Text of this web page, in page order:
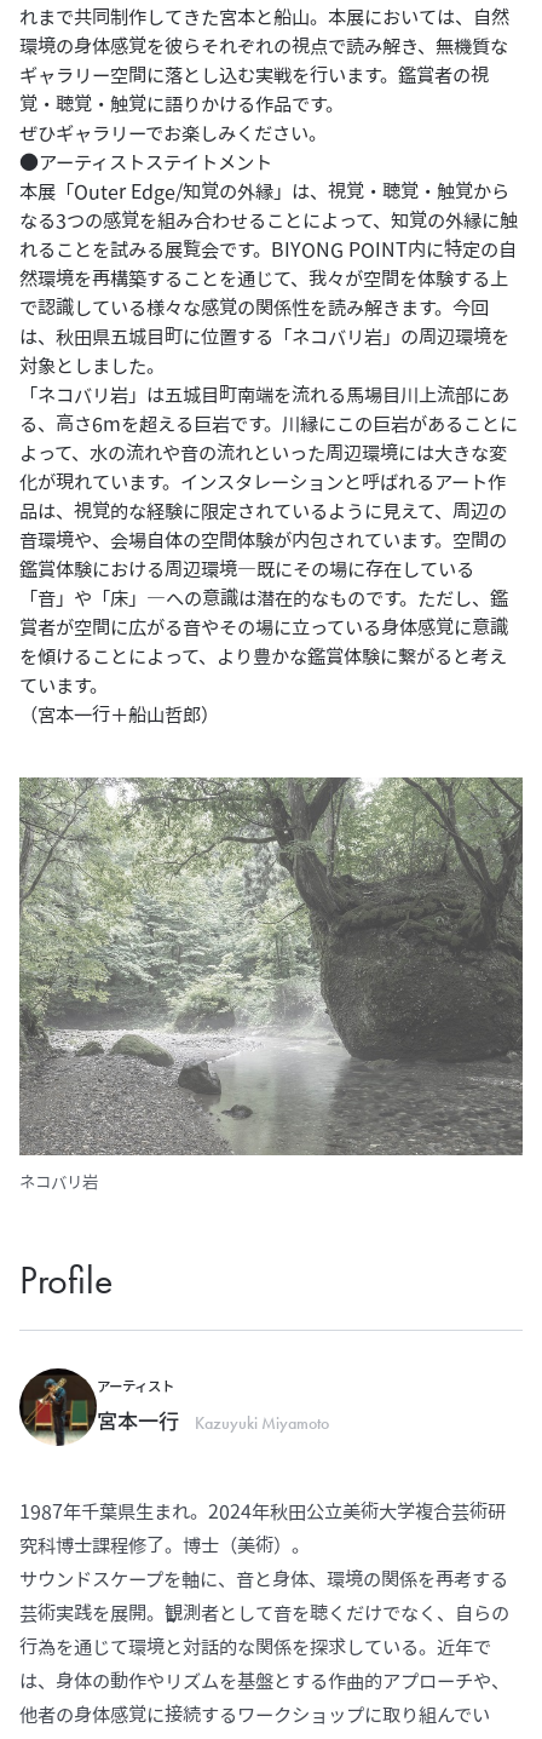
れまで共同制作してきた宮本と船山。本展においては、自然
環境の身体感覚を彼らそれぞれの視点で読み解き、無機質な
ギャラリー空間に落とし込む実戦を行います。鑑賞者の視
覚・聴覚・触覚に語りかける作品です。
ぜひギャラリーでお楽しみください。
●アーティストステイトメント
本展「Outer Edge/知覚の外縁」は、視覚・聴覚・触覚から
なる3つの感覚を組み合わせることによって、知覚の外縁に触
れることを試みる展覧会です。BIYONG POINT内に特定の自
然環境を再構築することを通じて、我々が空間を体験する上
で認識している様々な感覚の関係性を読み解きます。今回
は、秋田県五城目町に位置する「ネコバリ岩」の周辺環境を
対象としました。
「ネコバリ岩」は五城目町南端を流れる馬場目川上流部にあ
る、高さ6mを超える巨岩です。川縁にこの巨岩があることに
よって、水の流れや音の流れといった周辺環境には大きな変
化が現れています。インスタレーションと呼ばれるアート作
品は、視覚的な経験に限定されているように見えて、周辺の
音環境や、会場自体の空間体験が内包されています。空間の
鑑賞体験における周辺環境―既にその場に存在している
「音」や「床」―への意識は潜在的なものです。ただし、鑑
賞者が空間に広がる音やその場に立っている身体感覚に意識
を傾けることによって、より豊かな鑑賞体験に繋がると考え
ています。
（宮本一行＋船山哲郎）
ネコバリ岩
Profile
アーティスト
宮本一行 Kazuyuki Miyamoto
1987年千葉県生まれ。2024年秋田公立美術大学複合芸術研
究科博士課程修了。博士（美術）。
サウンドスケープを軸に、音と身体、環境の関係を再考する
芸術実践を展開。観測者として音を聴くだけでなく、自らの
行為を通じて環境と対話的な関係を探求している。近年で
は、身体の動作やリズムを基盤とする作曲的アプローチや、
他者の身体感覚に接続するワークショップに取り組んでい